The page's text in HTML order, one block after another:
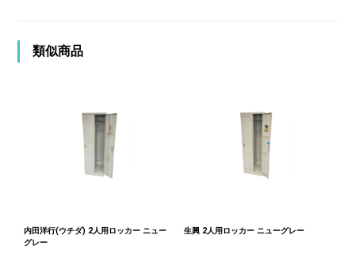
類似商品
内田洋行(ウチダ) 2人用ロッカー ニュー
グレー
生興 2人用ロッカー ニューグレー